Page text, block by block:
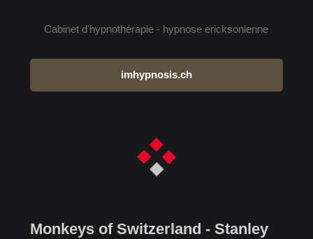
Cabinet d'hypnothérapie - hypnose ericksonienne
imhypnosis.ch
Monkeys of Switzerland - Stanley